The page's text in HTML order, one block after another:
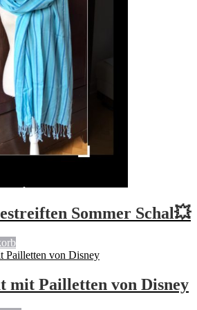
Sommer Schal💥
mit Pailletten von Disney